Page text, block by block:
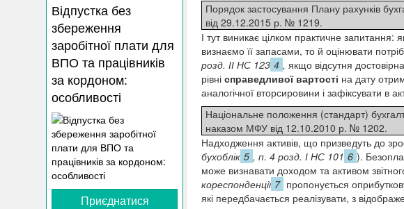
Відпустка без
збереження
заробітної плати для
ВПО та працівників
за кордоном:
особливості
Приєднатися
Порядок застосування Плану рахунків
від 29.12.2015 р. № 1219.
І тут виникає цілком практичне запитання:
визнаємо її запасами, то й оцінювати
розд. ІІ НС 123 4 , якщо відсутня
рівні справедливої вартості на дату
аналогічної вторсировини і зафіксувати в
Національне положення (стандарт)
наказом МФУ від 12.10.2010 р. № 1202.
Надходження активів, що призведуть до
бухоблік 5 , п. 4 розд. І НС 101 6 ).
може визнавати доходом та активом
кореспонденції 7 пропонується
які передбачається реалізувати, з